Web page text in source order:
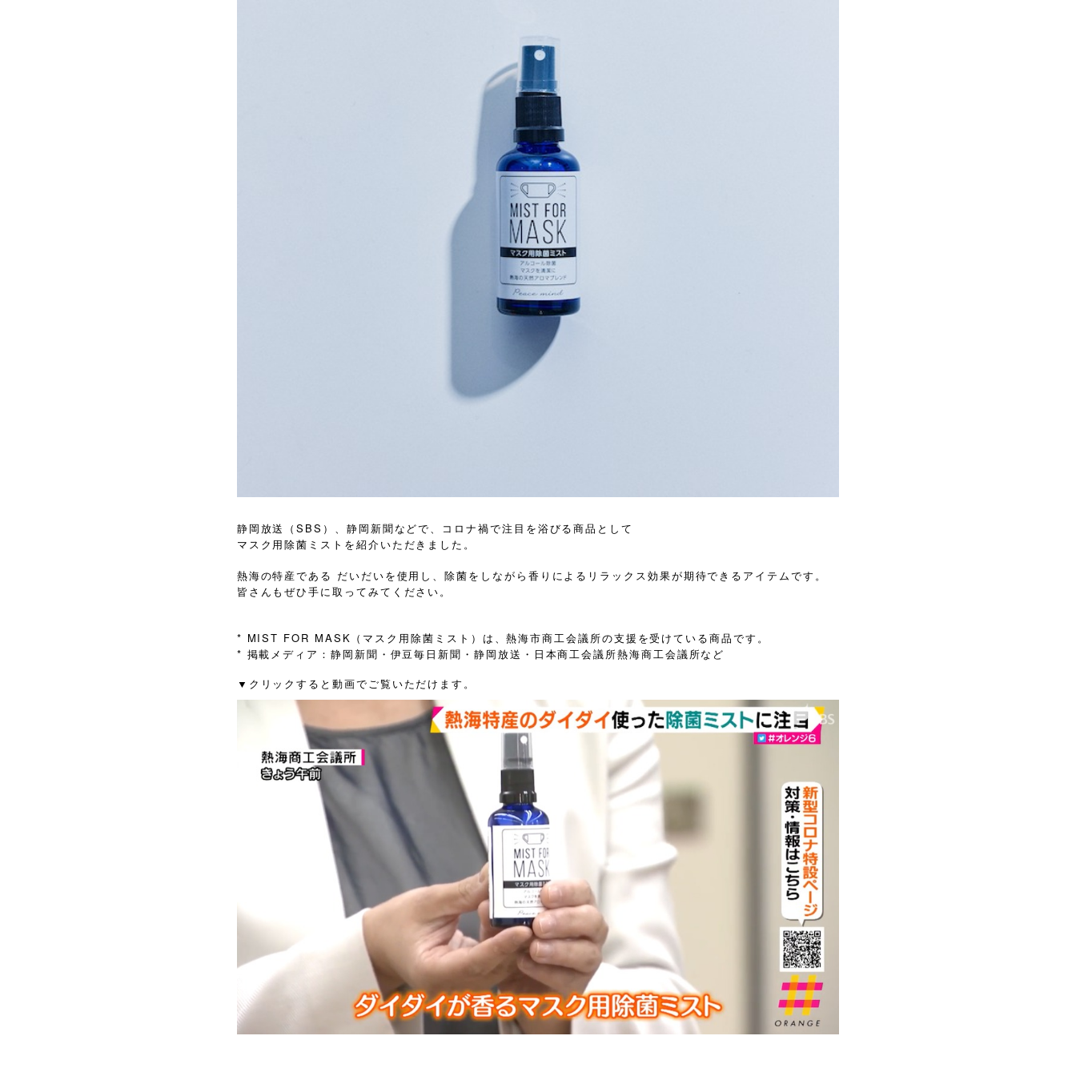
静岡放送（SBS）、静岡新聞などで、コロナ禍で注目を浴びる商品として
マスク用除菌ミストを紹介いただきました。
熱海の特産である だいだいを使用し、除菌をしながら香りによるリラックス効果が期待できるアイテムです。
皆さんもぜひ手に取ってみてください。
* MIST FOR MASK（マスク用除菌ミスト）は、熱海市商工会議所の支援を受けている商品です。
* 掲載メディア： 静岡新聞・伊豆毎日新聞・静岡放送・日本商工会議所熱海商工会議所など
▼クリックすると動画でご覧いただけます。